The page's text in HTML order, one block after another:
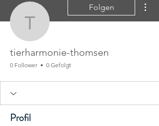
tierharmonie-
Folgen
tierharmonie-thomsen
0 Follower 0 Gefolgt
Profil